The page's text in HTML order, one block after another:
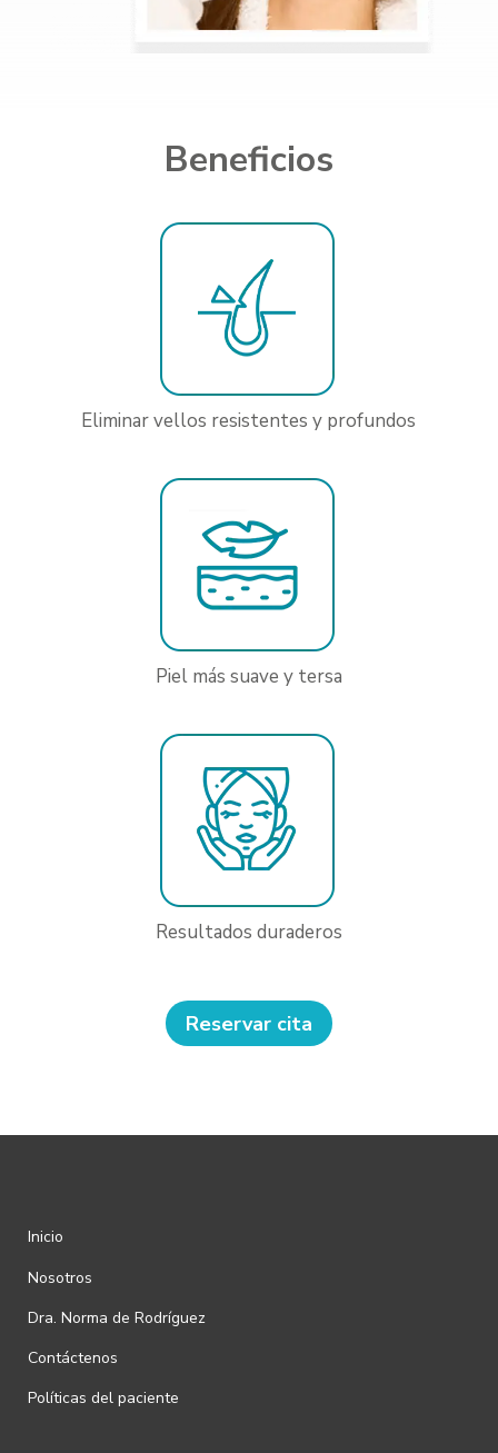
Beneficios
Eliminar vellos resistentes y profundos
Piel más suave y tersa
Resultados duraderos
Reservar cita
Inicio
Nosotros
Dra. Norma de Rodríguez
Contáctenos
Políticas del paciente